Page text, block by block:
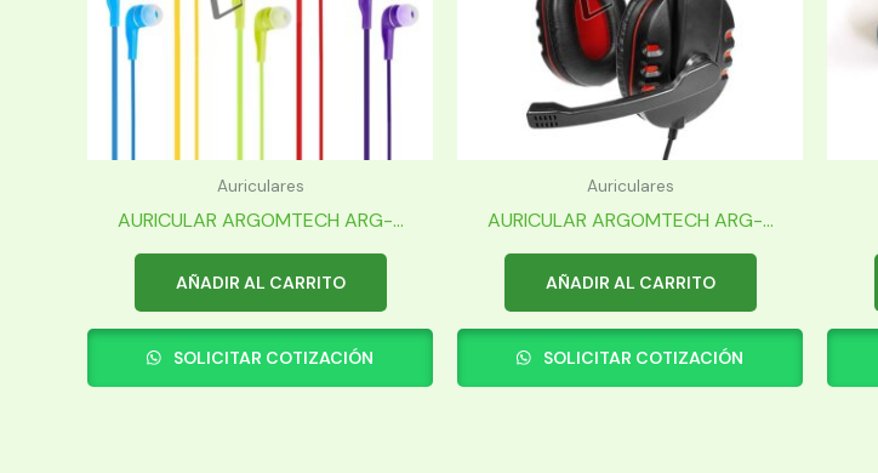
Auriculares
AURICULAR ARGOMTECH ARG-...
AÑADIR AL CARRITO
SOLICITAR COTIZACIÓN
Auriculares
AURICULAR ARGOMTECH ARG-...
AÑADIR AL CARRITO
SOLICITAR COTIZACIÓN